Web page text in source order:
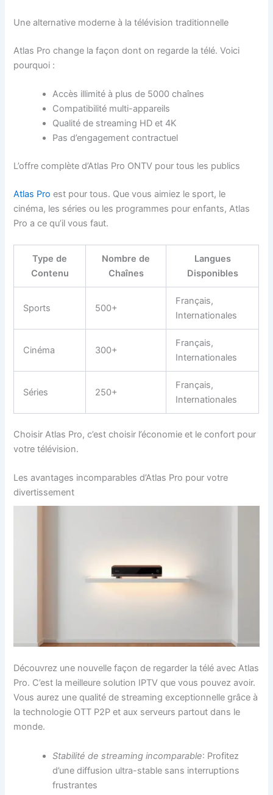
Une alternative moderne à la télévision traditionnelle
Atlas Pro change la façon dont on regarde la télé. Voici
pourquoi :
Accès illimité à plus de 5000 chaînes
Compatibilité multi-appareils
Qualité de streaming HD et 4K
Pas d’engagement contractuel
L’offre complète d’Atlas Pro ONTV pour tous les publics
Atlas Pro est pour tous. Que vous aimiez le sport, le
cinéma, les séries ou les programmes pour enfants, Atlas
Pro a ce qu’il vous faut.
Type de
Contenu
Nombre de
Chaînes
Langues
Disponibles
Sports 500+
Français,
Internationales
Cinéma 300+
Français,
Internationales
Séries 250+
Français,
Internationales
Choisir Atlas Pro, c’est choisir l’économie et le confort pour
votre télévision.
Les avantages incomparables d’Atlas Pro pour votre
divertissement
Découvrez une nouvelle façon de regarder la télé avec Atlas
Pro. C’est la meilleure solution IPTV que vous pouvez avoir.
Vous aurez une qualité de streaming exceptionnelle grâce à
la technologie OTT P2P et aux serveurs partout dans le
monde.
Stabilité de streaming incomparable: Profitez
d’une diffusion ultra-stable sans interruptions
frustrantes